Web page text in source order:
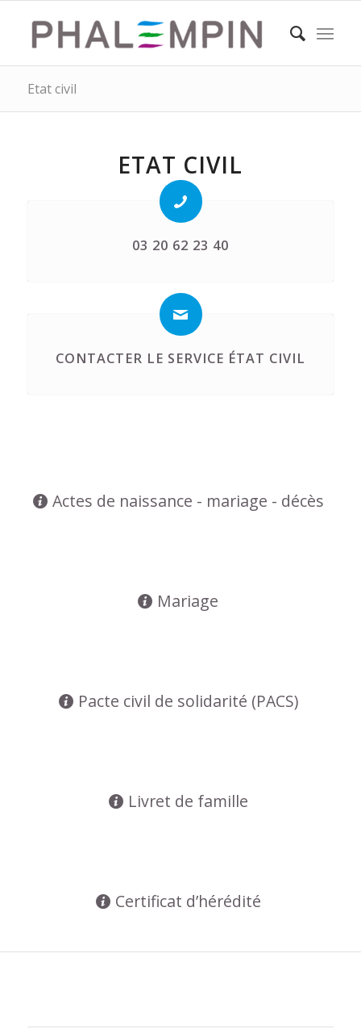
Etat civil
ETAT CIVIL
03 20 62 23 40
CONTACTER LE SERVICE ÉTAT CIVIL
Actes de naissance - mariage - décès
Mariage
Pacte civil de solidarité (PACS)
Livret de famille
Certificat d’hérédité